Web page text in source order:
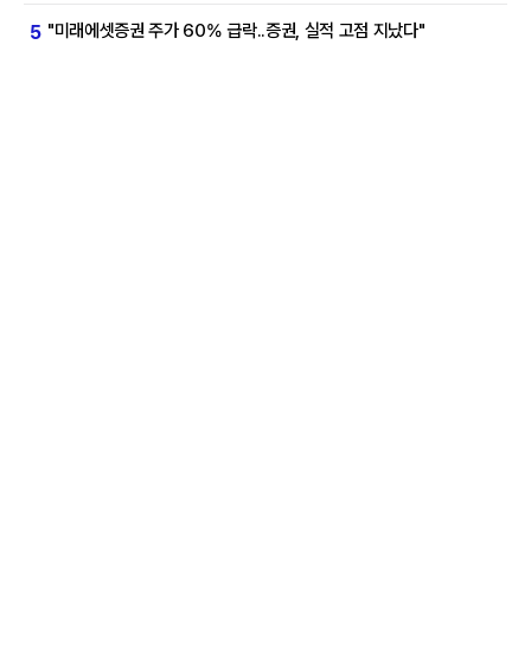
5 "미래에셋증권 주가 60% 급락..증권, 실적 고점 지났다"